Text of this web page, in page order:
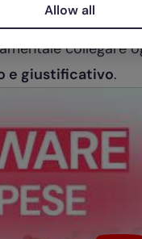
collegare
e giustificativo.
Allow all